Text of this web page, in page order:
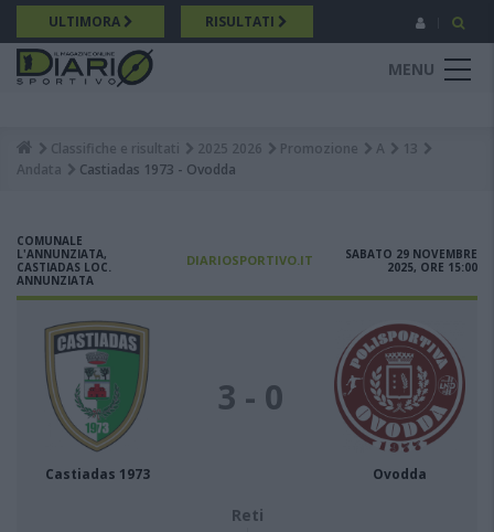
Salta
al
contenuto
principale
ULTIMORA RISULTATI
MENU
Breadcrumb
Classifiche e risultati 2025 2026 Promozione A
13
Andata
Castiadas 1973 - Ovodda
COMUNALE
L'ANNUNZIATA,
CASTIADAS LOC.
ANNUNZIATA
DIARIOSPORTIVO.IT
SABATO 29 NOVEMBRE
2025, ORE 15:00
Castiadas 1973
3 - 0
Ovodda
Reti